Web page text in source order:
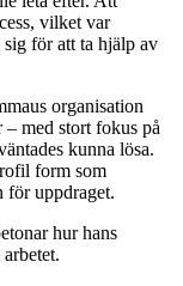
vilket var
för att ta hjälp av
organisation
med stort fokus på
kunna lösa.
form som
för uppdraget.
hur hans